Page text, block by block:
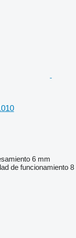
6 mm
de funcionamiento 8